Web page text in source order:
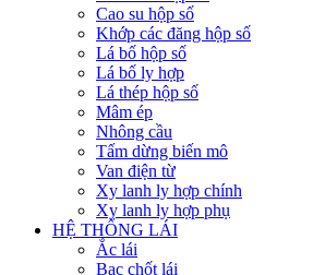
Cao su hộp số
Khớp các đăng hộp số
Lá bố hộp số
Lá bố ly hợp
Lá thép hộp số
Mâm ép
Nhông cầu
Tấm dừng biến mô
Van điện từ
Xy lanh ly hợp chính
Xy lanh ly hợp phụ
HỆ THỐNG LÁI
Ắc lái
Bạc chốt lái